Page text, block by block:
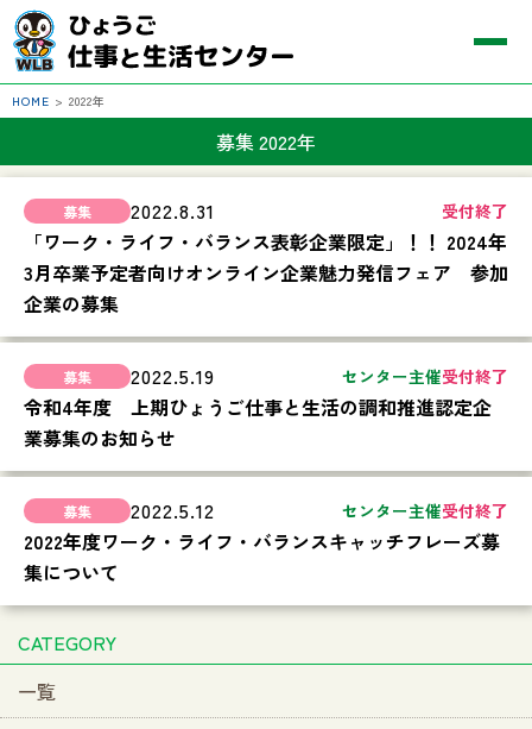
HOME > 2022年
募集 2022年
2022.8.31 受付終了
「ワーク・ライフ・バランス表彰企業限定」！！ 2024年
3月卒業予定者向けオンライン企業魅力発信フェア 参加
企業の募集
2022.5.19 センター主催受付終了
令和4年度 上期ひょうご仕事と生活の調和推進認定企
業募集のお知らせ
2022.5.12 センター主催受付終了
2022年度ワーク・ライフ・バランスキャッチフレーズ募
集について
CATEGORY
一覧